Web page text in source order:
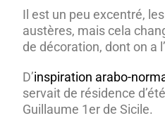
Il est un peu excentré,
austères, mais cela
de décoration, dont on a
D’inspiration arabo-
servait de résidence
Guillaume 1er de Sicile.